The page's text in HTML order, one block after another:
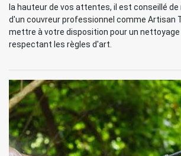
la hauteur de vos attentes, il est conseillé
d'un couvreur professionnel comme Artisan
mettre à votre disposition pour un
respectant les règles d'art.